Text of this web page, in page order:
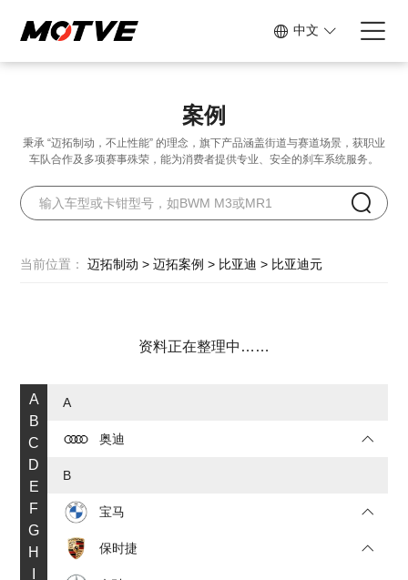
中文
案例
秉承 “迈拓制动，不止性能” 的理念，旗下产品涵盖街道与赛道场景， 获职业
车队合作及多项赛事殊荣，能为消费者提供专业、安全的刹车系统服务。
当前位置：迈拓制动 > 迈拓案例 > 比亚迪 > 比亚迪元
资料正在整理中……
A
B
C
D
E
F
G
H
A
奥迪
B
宝马
保时捷